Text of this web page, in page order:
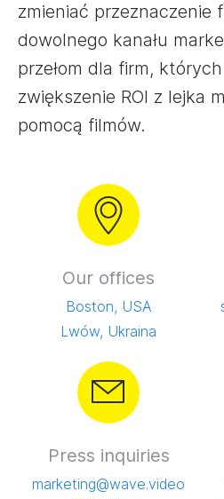
zmieniać przeznaczenie
dowolnego kanału
przełom dla firm,
zwiększenie ROI z lejka
pomocą filmów.
Our offices
Boston, USA
Lwów, Ukraina
Press inquiries
marketing@wave.video